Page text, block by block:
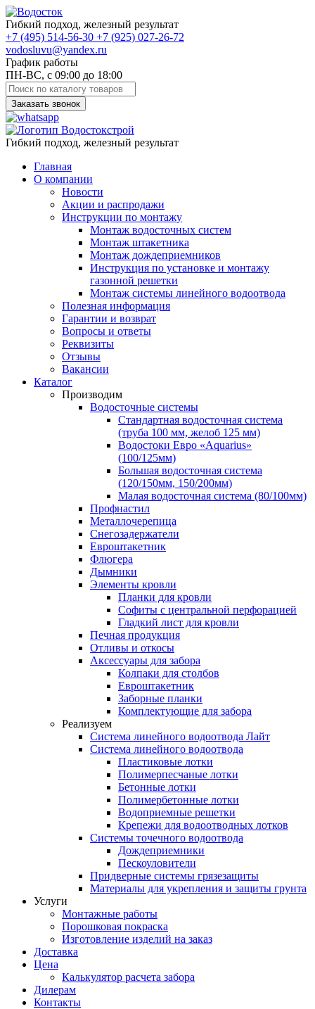
Гибкий подход, железный результат
+7 (495) 514-56-30 +7 (925) 027-26-72
vodosluvu@yandex.ru
График работы
ПН-ВС, с 09:00 до 18:00
Заказать звонок
Гибкий подход, железный результат
Главная
О компании
Новости
Акции и распродажи
Инструкции по монтажу
Монтаж водосточных систем
Монтаж штакетника
Монтаж дождеприемников
Инструкция по установке и монтажу
газонной решетки
Монтаж системы линейного водоотвода
Полезная информация
Гарантии и возврат
Вопросы и ответы
Реквизиты
Отзывы
Вакансии
Каталог
Производим
Водосточные системы
Стандартная водосточная система
(труба 100 мм, желоб 125 мм)
Водостоки Евро «Aquarius»
(100/125мм)
Большая водосточная система
(120/150мм, 150/200мм)
Малая водосточная система (80/100мм)
Профнастил
Металлочерепица
Снегозадержатели
Евроштакетник
Флюгера
Дымники
Элементы кровли
Планки для кровли
Софиты с центральной перфорацией
Гладкий лист для кровли
Печная продукция
Отливы и откосы
Аксессуары для забора
Колпаки для столбов
Евроштакетник
Заборные планки
Комплектующие для забора
Реализуем
Система линейного водоотвода Лайт
Система линейного водоотвода
Пластиковые лотки
Полимерпесчаные лотки
Бетонные лотки
Полимербетонные лотки
Водоприемные решетки
Крепежи для водоотводных лотков
Системы точечного водоотвода
Дождеприемники
Пескоуловители
Придверные системы грязезащиты
Материалы для укрепления и защиты грунта
Услуги
Монтажные работы
Порошковая покраска
Изготовление изделий на заказ
Доставка
Цена
Калькулятор расчета забора
Дилерам
Контакты